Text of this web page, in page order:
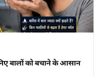
बालों को बचाने के आसान